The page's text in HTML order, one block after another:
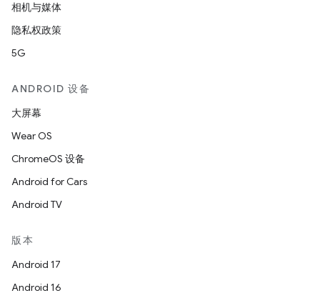
相机与媒体
隐私权政策
5G
ANDROID 设备
大屏幕
Wear OS
ChromeOS 设备
Android for Cars
Android TV
版本
Android 17
Android 16